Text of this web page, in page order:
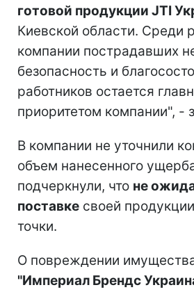
готовой продукции JTI
Киевской области. Среди
компании пострадавших
безопасность и
работников остается
приоритетом компании", -
В компании не уточнили
объем нанесенного
подчеркнули, что не
поставке своей
точки.
О повреждении
"Империал Брендс